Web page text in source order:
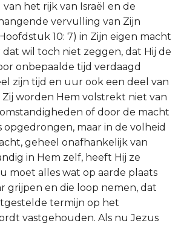
het rijk van Israël en de
vervulling van Zijn
10: 7) in Zijn eigen macht
wil toch niet zeggen, dat Hij de
onbepaalde tijd verdaagd
zijn tijd en uur ook een deel van
Zij worden Hem volstrekt niet van
of door de macht
opgedrongen, maar in de volheid
geheel onafhankelijk van
in Hem zelf, heeft Hij ze
moet alles wat op aarde plaats
grijpen en die loop nemen, dat
termijn op het
vastgehouden. Als nu Jezus